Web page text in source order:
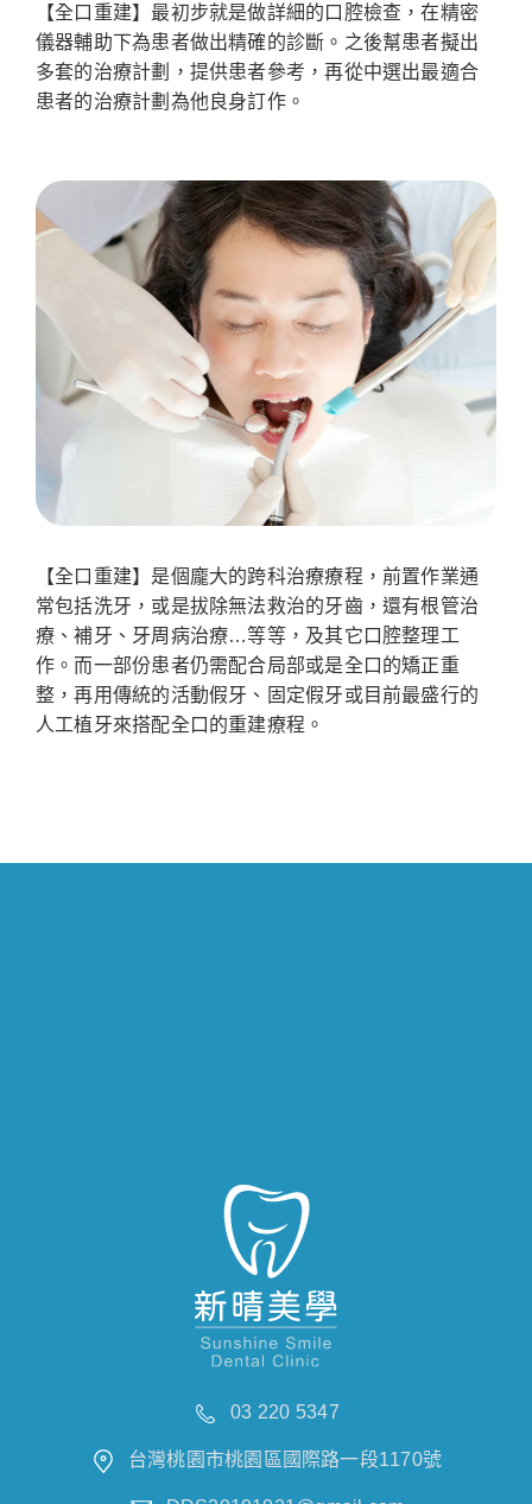
【全口重建】最初步就是做詳細的口腔檢查，在精密
儀器輔助下為患者做出精確的診斷。之後幫患者擬出
多套的治療計劃，提供患者參考，再從中選出最適合
患者的治療計劃為他良身訂作。
【全口重建】是個龐大的跨科治療療程，前置作業通
常包括洗牙，或是拔除無法救治的牙齒，還有根管治
療、補牙、牙周病治療…等等，及其它口腔整理工
作。而一部份患者仍需配合局部或是全口的矯正重
整，再用傳統的活動假牙、固定假牙或目前最盛行的
人工植牙來搭配全口的重建療程。
03 220 5347
台灣桃園市桃園區國際路一段1170號